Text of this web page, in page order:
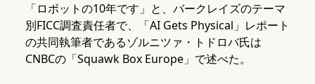
「ロボットの10年です」と、バークレイズのテーマ
別FICC調査責任者で、「AI Gets Physical」レポート
の共同執筆者であるゾルニツァ・トドロバ氏は
CNBCの「Squawk Box Europe」で述べた。